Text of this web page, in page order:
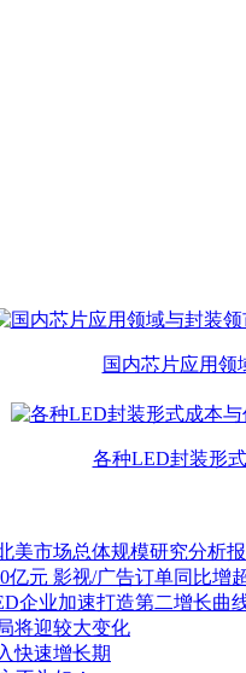
国内芯片应用领
各种LED封装形
美市场总体规模研究分析
亿元 影视/广告订单同比增
企业加速打造第二增长曲
将迎较大变化
快速增长期